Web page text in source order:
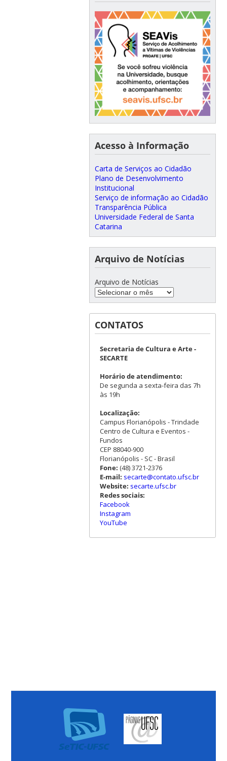
Acesso à Informação
Carta de Serviços ao Cidadão
Plano de Desenvolvimento
Institucional
Serviço de informação ao Cidadão
Transparência Pública
Universidade Federal de Santa
Catarina
Arquivo de Notícias
Arquivo de Notícias
CONTATOS
Secretaria de Cultura e Arte -
SECARTE
Horário de atendimento:
De segunda a sexta-feira das 7h
às 19h
Localização:
Campus Florianópolis - Trindade
Centro de Cultura e Eventos -
Fundos
CEP 88040-900
Florianópolis - SC - Brasil
Fone: (48) 3721-2376
E-mail: secarte@contato.ufsc.br
Website: secarte.ufsc.br
Redes sociais:
Facebook
Instagram
YouTube